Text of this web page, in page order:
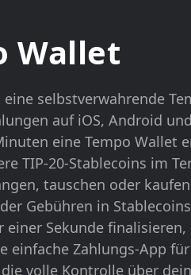
Wallet
selbstverwahrende
auf iOS, Android
eine Tempo Wallet
TIP-20-Stablecoins im
tauschen oder
Gebühren in
einer Sekunde
einfache Zahlungs-App
volle Kontrolle über